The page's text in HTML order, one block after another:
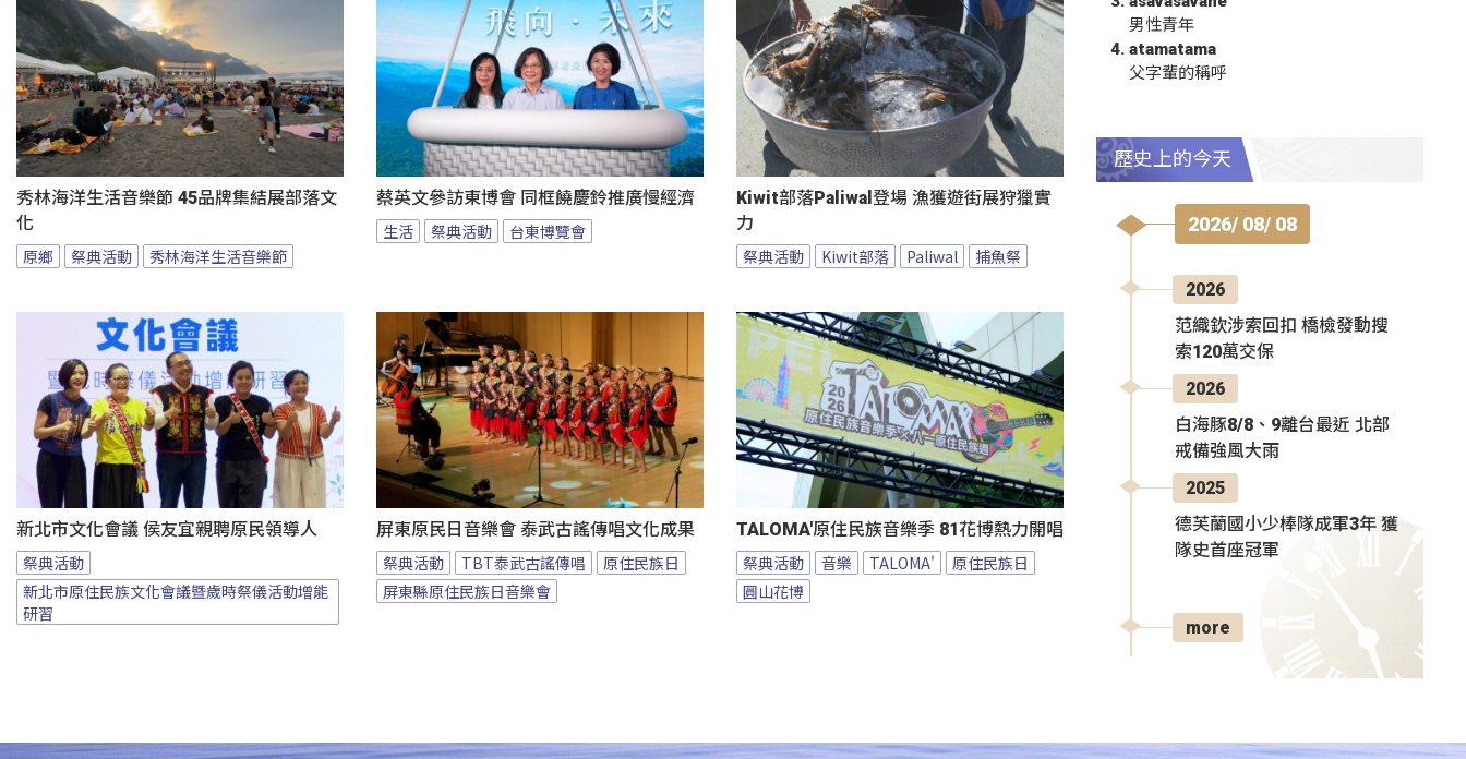
秀林海洋生活音樂節 45品牌集結展部落文
化
原鄉 祭典活動 秀林海洋生活音樂節
蔡英文參訪東博會 同框饒慶鈴推廣慢經濟
生活 祭典活動 台東博覽會
Kiwit部落Paliwal登場 漁獲遊街展狩獵實
力
祭典活動 Kiwit部落 Paliwal 捕魚祭
新北市文化會議 侯友宜親聘原民領導人
祭典活動
新北市原住民族文化會議暨歲時祭儀活動增能
研習
屏東原民日音樂會 泰武古謠傳唱文化成果
祭典活動 TBT泰武古謠傳唱
原住民族日
屏東縣原住民族日音樂會
TALOMA'原住民族音樂季 81花博熱力開唱
祭典活動 音樂 TALOMA'
原住民族日
圓山花博
男性青年
atamatama
父字輩的稱呼
歷史上的今天
2026/ 08/ 08
2026
范織欽涉索回扣 橋檢發動搜
索120萬交保
2026
白海豚8/8、9離台最近 北部
戒備強風大雨
2025
德芙蘭國小少棒隊成軍3年 獲
隊史首座冠軍
more